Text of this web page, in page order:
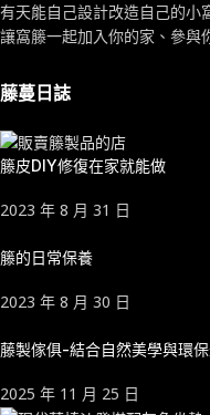
有天能自己設計改造自己的小
讓窩籐一起加入你的家、參與
藤蔓日誌
籐皮DIY修復在家就能做
2023 年 8 月 31 日
籐的日常保養
2023 年 8 月 30 日
藤製傢俱-結合自然美學與環
2025 年 11 月 25 日